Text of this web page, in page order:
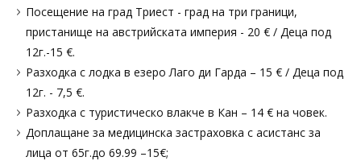
Посещение на град Триест - град на три граници,
пристанище на австрийската империя - 20 € / Деца под
12г.-15 €.
Разходка с лодка в езеро Лаго ди Гарда – 15 € / Деца под
12г. - 7,5 €.
Разходка с туристическо влакче в Кан – 14 € на човек.
Доплащане за медицинска застраховка с асистанс за
лица от 65г.до 69.99 –15€;